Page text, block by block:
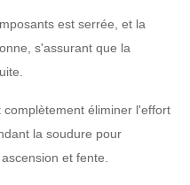
est serrée, et la
s'assurant que la
éliminer l'effort
la soudure pour
et fente.